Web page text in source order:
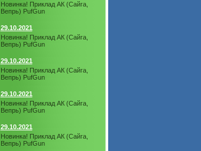
Новинка! Приклад АК (Сайга,
Вепрь) PufGun
29.10.2021
Новинка! Приклад АК (Сайга,
Вепрь) PufGun
29.10.2021
Новинка! Приклад АК (Сайга,
Вепрь) PufGun
29.10.2021
Новинка! Приклад АК (Сайга,
Вепрь) PufGun
29.10.2021
Новинка! Приклад АК (Сайга,
Вепрь) PufGun